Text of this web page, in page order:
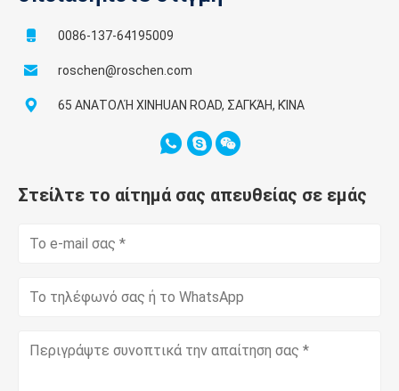
0086-137-64195009
roschen@roschen.com
65 ΑΝΑΤΟΛΉ XINHUAN ROAD, ΣΑΓΚΆΗ, ΚΊΝΑ
Στείλτε το αίτημά σας απευθείας σε εμάς